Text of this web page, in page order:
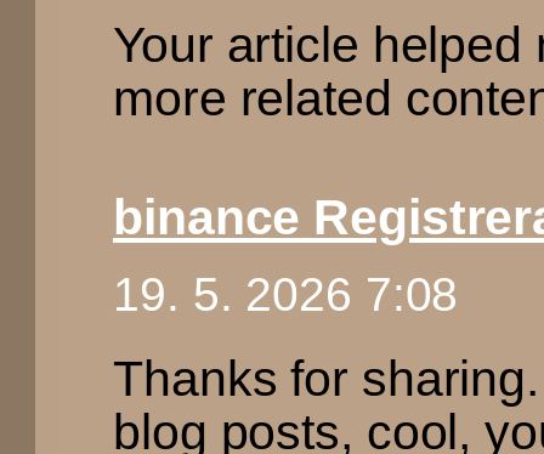
Your article
more related
binance
19. 5. 2026 7:08
Thanks for
blog posts, cool,